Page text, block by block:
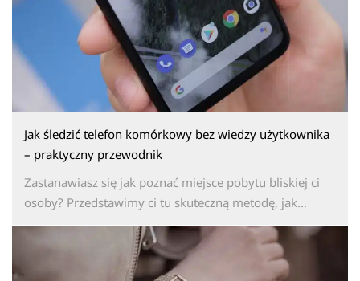
Jak śledzić telefon komórkowy bez wiedzy użytkownika
– praktyczny przewodnik
Zastanawiasz się jak poznać miejsce pobytu bliskiej ci
osoby? Przedstawimy ci tu skuteczną metodę, jak...